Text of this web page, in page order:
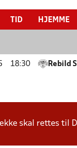
TID HJEMME
18:30 Rebild
skal rettes til